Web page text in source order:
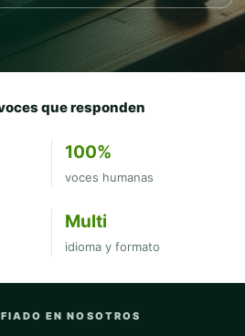
que responden
100%
voces humanas
Multi
idioma y formato
EN NOSOTROS